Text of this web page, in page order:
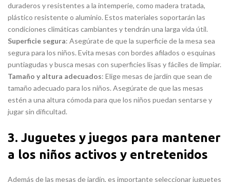
duraderos y resistentes a la intemperie, como madera tratada,
plástico resistente o aluminio. Estos materiales soportarán las
condiciones climáticas cambiantes y tendrán una larga vida útil.
Superficie segura: Asegúrate de que la superficie de la mesa sea
segura para los niños. Evita mesas con bordes afilados o esquinas
puntiagudas y busca mesas con superficies lisas y fáciles de limpiar.
Tamaño y altura adecuados: Elige mesas de jardín que sean de
tamaño adecuado para los niños. Asegúrate de que las mesas
estén a una altura cómoda para que los niños puedan sentarse y
jugar sin dificultad.
3. Juguetes y juegos para mantener
a los niños activos y entretenidos
Además de las mesas de jardín, es importante seleccionar juguetes